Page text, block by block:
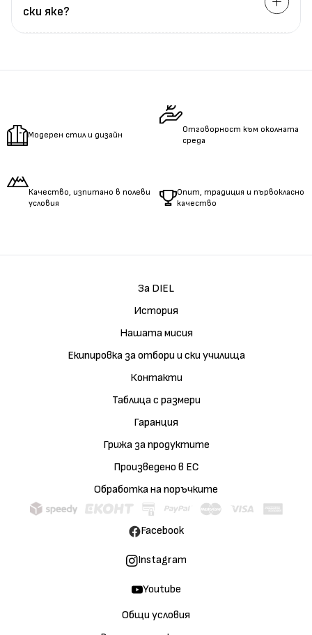
ски яке?
Измеретеобиколкатана талията.
Модерен стил и дизайн
Отговорност към околната
среда
Качество, изпитано в полеви
условия
Опит, традиция и първокласно
качество
За DIEL
История
Нашата мисия
Екипировка за отбори и ски училища
Контакти
Таблица с размери
Гаранция
Грижа за продуктите
Произведено в ЕС
Обработка на поръчките
Общи условия
Facebook
Instagram
Youtube